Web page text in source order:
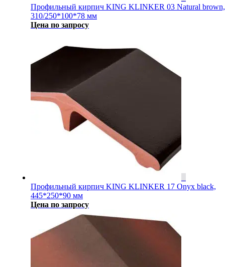
Профильный кирпич KING KLINKER 03 Natural brown,
310/250*100*78 мм
Цена по запросу
Профильный кирпич KING KLINKER 17 Onyx black,
445*250*90 мм
Цена по запросу